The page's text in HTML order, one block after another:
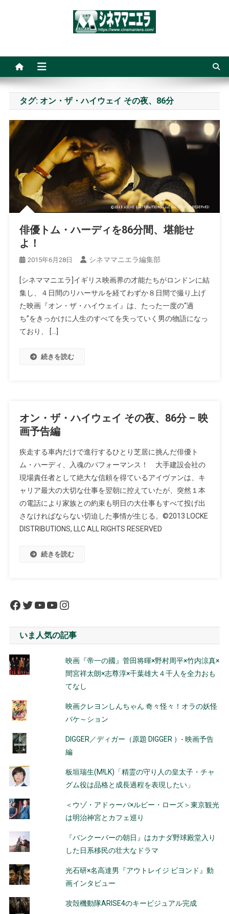
タグ: オン・ザ・ハイウェイ その夜、86分
俳優トム・ハーディを86分間、堪能せ
よ！
2015年6月28日 シネママニエラ編集部
[シネママニエラ]イギリス映画界の才能たちがロンドンに結
集し、４日間のリハーサルを経てわずか８日間で撮り上げ
た映画『オン・ザ・ハイウェイ』は、たった一度の“過
ち”をきっかけに人生のすべてを失っていく男の物語になっ
ており、 […]
続きを読む
オン・ザ・ハイウェイ その夜、86分 – 映
画予告編
疾走する車内だけで進行するひとり芝居に挑んだ俳優ト
ム・ハーディ、入魂のパフォーマンス！ 大手建設会社の
現場責任者として絶大な信頼を得ているアイヴァンは、キ
ャリア最大の大切な仕事を翌朝に控えていたが、突然１本
の電話により家族との約束も明日の大仕事もすべて投げ出
さなければならない切迫した事情が生じる。©2013 LOCKE
DISTRIBUTIONS, LLC ALL RIGHTS RESERVED
続きを読む
Facebook
Twitter
YouTube
YouTube
Instagram
いま人気の記事
映画『帝一の國』菅田将暉×野村周平×竹内涼真×
間宮祥太朗×志尊淳×千葉雄大４千人を全力おも
てなし
映画クレヨンしんちゃん 奇々怪々！オラの妖怪
バケ～ション
DIGGER／ディガー（原題 DIGGER ）- 映画予告
編
板垣瑞生(M!LK)「精霊の守り人の皇太子・チャ
グム役は品格と成長過程を表現したい」
＜ウゾ・アドゥーバ×ルビー・ローズ＞東京観光
は明治神宮とカフェ巡り
『バンクーバーの朝日』はカナダ野球殿堂入り
した日系移民の壮大なドラマ
光石研×名高達男『アウトレイジ ビヨンド』動
画インタビュー
攻殻機動隊ARISE4のキービジュアル完成